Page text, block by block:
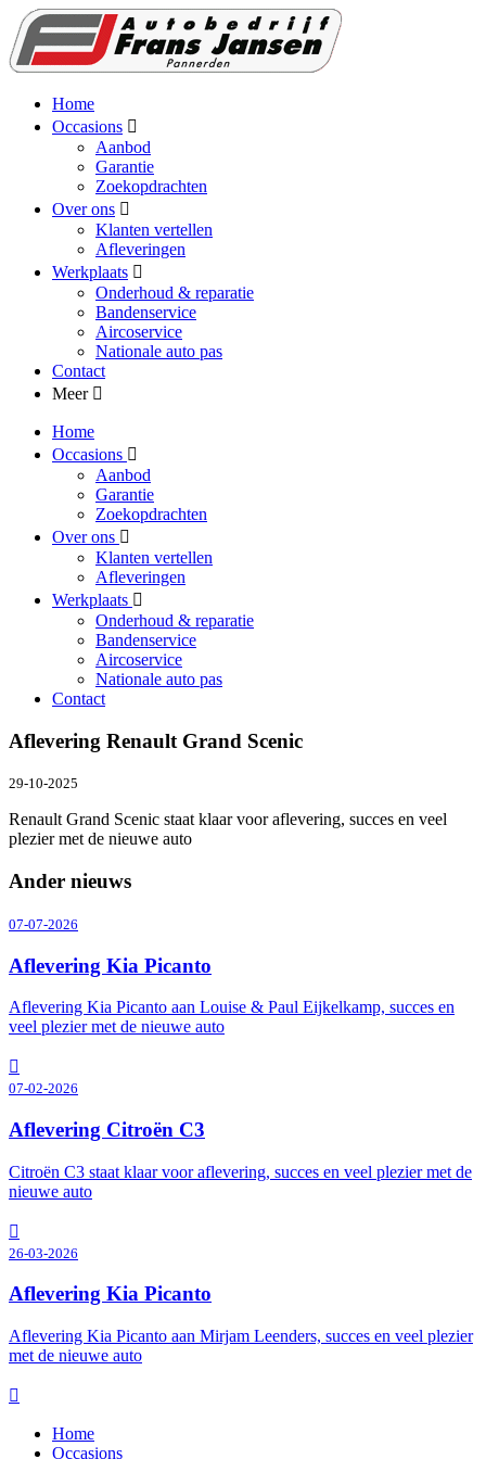
Home
Occasions
Aanbod
Garantie
Zoekopdrachten
Over ons
Klanten vertellen
Afleveringen
Werkplaats
Onderhoud & reparatie
Bandenservice
Aircoservice
Nationale auto pas
Contact
Meer
Home
Occasions
Aanbod
Garantie
Zoekopdrachten
Over ons
Klanten vertellen
Afleveringen
Werkplaats
Onderhoud & reparatie
Bandenservice
Aircoservice
Nationale auto pas
Contact
Aflevering Renault Grand Scenic
29-10-2025
Renault Grand Scenic staat klaar voor aflevering, succes en veel
plezier met de nieuwe auto
Ander nieuws
07-07-2026
Aflevering Kia Picanto
Aflevering Kia Picanto aan Louise & Paul Eijkelkamp, succes en
veel plezier met de nieuwe auto
07-02-2026
Aflevering Citroën C3
Citroën C3 staat klaar voor aflevering, succes en veel plezier met de
nieuwe auto
26-03-2026
Aflevering Kia Picanto
Aflevering Kia Picanto aan Mirjam Leenders, succes en veel plezier
met de nieuwe auto
Home
Occasions